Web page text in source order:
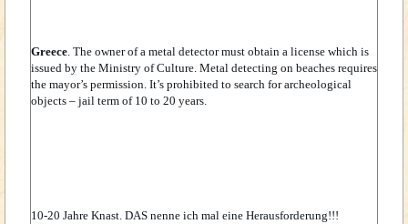
Greece. The owner of a metal detector must obtain a license which is
issued by the Ministry of Culture. Metal detecting on beaches requires
the mayor’s permission. It’s prohibited to search for archeological
objects – jail term of 10 to 20 years.
10-20 Jahre Knast. DAS nenne ich mal eine Herausforderung!!!